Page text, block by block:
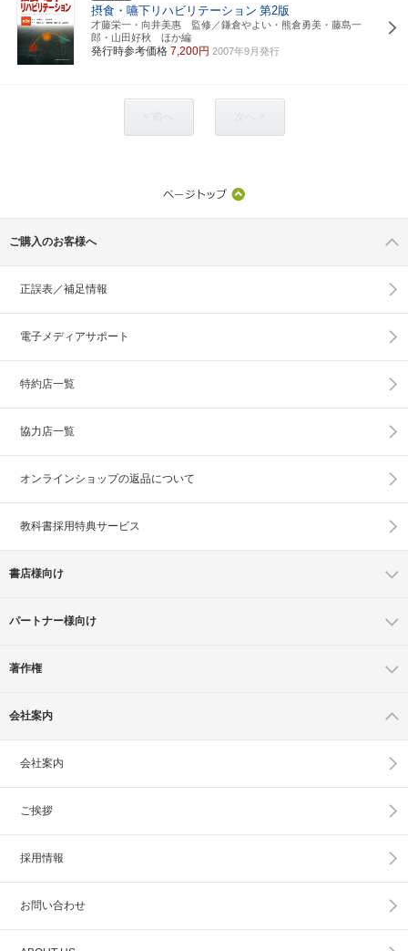
摂食・嚥下リハビリテーション 第2版
才藤栄一・向井美惠 監修／鎌倉やよい・熊倉勇美・藤島一
郎・山田好秋 ほか編
発行時参考価格 7,200円 2007年9月発行
ご購入のお客様へ
正誤表／補足情報
電子メディアサポート
特約店一覧
協力店一覧
オンラインショップの返品について
教科書採用特典サービス
書店様向け
パートナー様向け
著作権
会社案内
会社案内
ご挨拶
採用情報
お問い合わせ